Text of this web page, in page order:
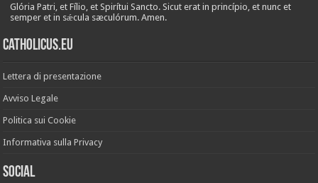
Glória Patri, et Fílio, et Spirítui Sancto. Sicut erat in princípio, et nunc et
semper et in sǽcula sæculórum. Amen.
Catholicus.eu
Lettera di presentazione
Avviso Legale
Politica sui Cookie
Informativa sulla Privacy
Social